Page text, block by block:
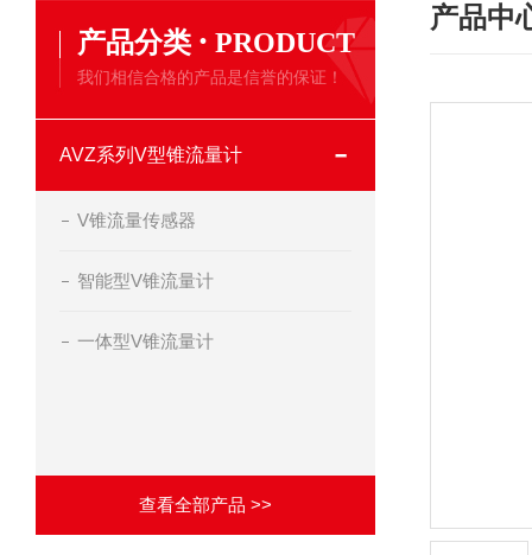
产品分类 · PRODUCT
我们相信合格的产品是信誉的保证！
AVZ系列V型锥流量计
V锥流量传感器
智能型V锥流量计
一体型V锥流量计
查看全部产品 >>
产品中